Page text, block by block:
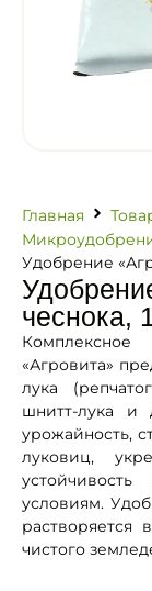
Главная
Удобрение
чеснока,
«Агровита»
лука
шнитт-лука и
урожайность,
луковиц,
условиям.
растворяется
чистого